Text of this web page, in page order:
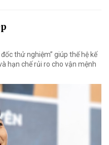
thử nghiệm” giúp thế hệ kế
hạn chế rủi ro cho vận mệnh